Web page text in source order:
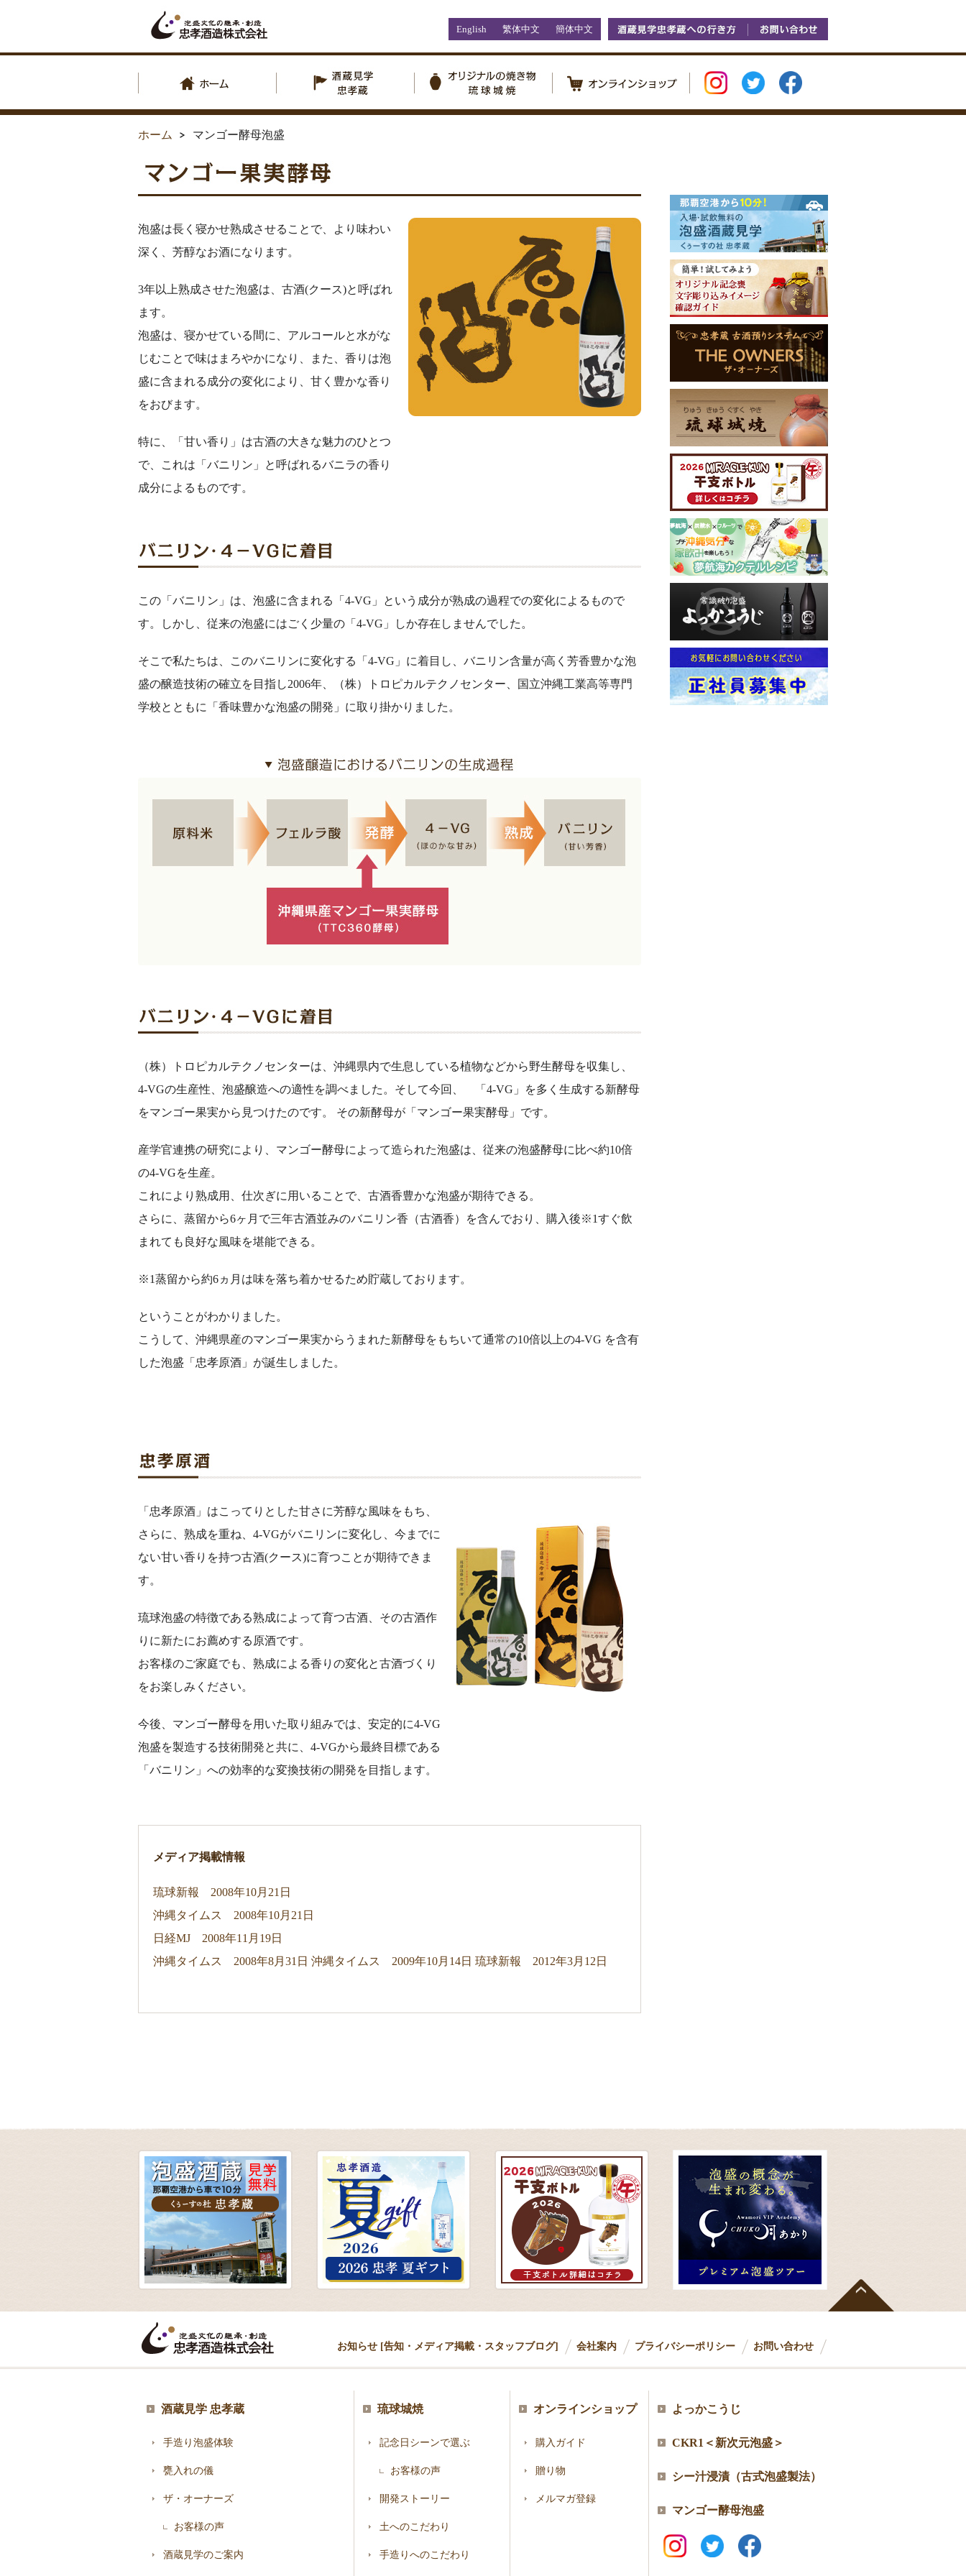
English 繁体中文 簡体中文
ホーム マンゴー酵母泡盛
泡盛は長く寝かせ熟成させることで、より味わい
深く、芳醇なお酒になります。
3年以上熟成させた泡盛は、古酒(クース)と呼ばれ
ます。
泡盛は、寝かせている間に、アルコールと水がな
じむことで味はまろやかになり、また、香りは泡
盛に含まれる成分の変化により、甘く豊かな香り
をおびます。
特に、「甘い香り」は古酒の大きな魅力のひとつ
で、これは「バニリン」と呼ばれるバニラの香り
成分によるものです。
この「バニリン」は、泡盛に含まれる「4-VG」という成分が熟成の過程での変化によるもので
す。しかし、従来の泡盛にはごく少量の「4-VG」しか存在しませんでした。
そこで私たちは、このバニリンに変化する「4-VG」に着目し、バニリン含量が高く芳香豊かな泡
盛の醸造技術の確立を目指し2006年、（株）トロピカルテクノセンター、国立沖縄工業高等専門
学校とともに「香味豊かな泡盛の開発」に取り掛かりました。
（株）トロピカルテクノセンターは、沖縄県内で生息している植物などから野生酵母を収集し、
4-VGの生産性、泡盛醸造への適性を調べました。そして今回、 「4-VG」を多く生成する新酵母
をマンゴー果実から見つけたのです。 その新酵母が「マンゴー果実酵母」です。
産学官連携の研究により、マンゴー酵母によって造られた泡盛は、従来の泡盛酵母に比べ約10倍
の4-VGを生産。
これにより熟成用、仕次ぎに用いることで、古酒香豊かな泡盛が期待できる。
さらに、蒸留から6ヶ月で三年古酒並みのバニリン香（古酒香）を含んでおり、購入後※1すぐ飲
まれても良好な風味を堪能できる。
※1蒸留から約6ヵ月は味を落ち着かせるため貯蔵しております。
ということがわかりました。
こうして、沖縄県産のマンゴー果実からうまれた新酵母をもちいて通常の10倍以上の4-VG を含有
した泡盛「忠孝原酒」が誕生しました。
「忠孝原酒」はこってりとした甘さに芳醇な風味をもち、
さらに、熟成を重ね、4-VGがバニリンに変化し、今までに
ない甘い香りを持つ古酒(クース)に育つことが期待できま
す。
琉球泡盛の特徴である熟成によって育つ古酒、その古酒作
りに新たにお薦めする原酒です。
お客様のご家庭でも、熟成による香りの変化と古酒づくり
をお楽しみください。
今後、マンゴー酵母を用いた取り組みでは、安定的に4-VG
泡盛を製造する技術開発と共に、4-VGから最終目標である
「バニリン」への効率的な変換技術の開発を目指します。
メディア掲載情報
琉球新報 2008年10月21日
沖縄タイムス 2008年10月21日
日経MJ 2008年11月19日
沖縄タイムス 2008年8月31日 沖縄タイムス 2009年10月14日 琉球新報 2012年3月12日
お知らせ [告知・メディア掲載・スタッフブログ] 会社案内 プライバシーポリシー お問い合わせ
酒蔵見学 忠孝蔵
手造り泡盛体験
甕入れの儀
ザ・オーナーズ
お客様の声
酒蔵見学のご案内
琉球城焼
記念日シーンで選ぶ
お客様の声
開発ストーリー
土へのこだわり
手造りへのこだわり
オンラインショップ
購入ガイド
贈り物
メルマガ登録
よっかこうじ
CKR1＜新次元泡盛＞
シー汁浸漬（古式泡盛製法）
マンゴー酵母泡盛